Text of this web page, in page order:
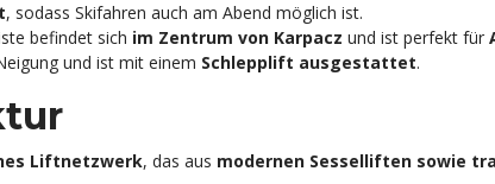
, sodass Skifahren auch am Abend möglich ist.
befindet sich im Zentrum von Karpacz und ist perfekt für
und ist mit einem Schlepplift ausgestattet.
Liftnetzwerk, das aus modernen Sesselliften sowie